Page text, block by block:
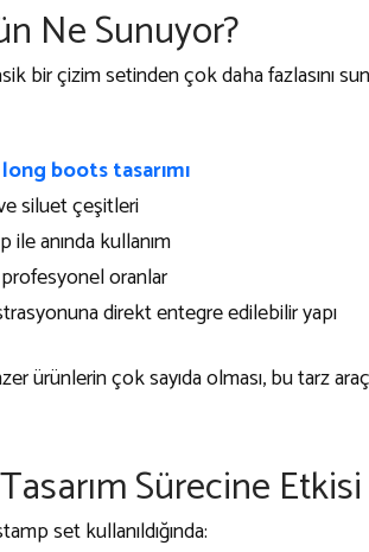
Ne Sunuyor?
bir çizim setinden çok daha fazlasını
boots tasarımı
siluet çeşitleri
ile anında kullanım
oranlar
direkt entegre edilebilir yapı
ürünlerin çok sayıda olması, bu tarz
Sürecine Etkisi
set kullanıldığında: